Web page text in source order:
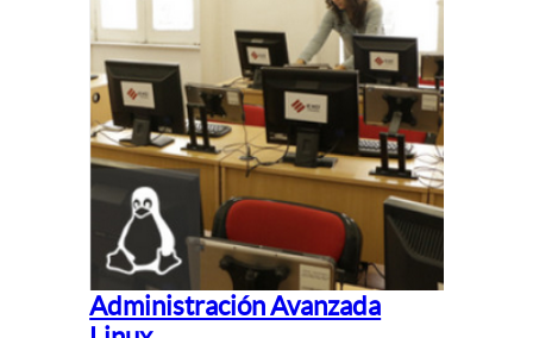
Administración Avanzada